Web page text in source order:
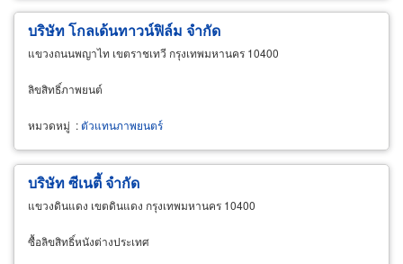
บริษัท โกลเด้นทาวน์ฟิล์ม จำกัด
แขวงถนนพญาไท เขตราชเทวี กรุงเทพมหานคร 10400
ลิขสิทธิ์ภาพยนต์
หมวดหมู่ :ตัวแทนภาพยนตร์
บริษัท ซีเนตี้ จำกัด
แขวงดินแดง เขตดินแดง กรุงเทพมหานคร 10400
ซื้อลิขสิทธิ์หนังต่างประเทศ